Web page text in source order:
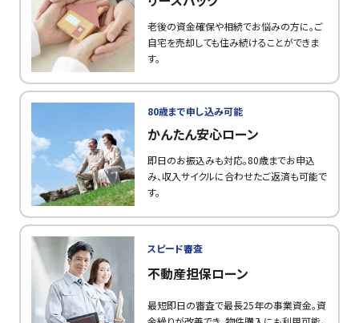
老後の資金確保や相続でお悩みの方に。ご
自宅を売却しても住み続けることができま
す。
80歳まで申し込み可能
かんたん安心ローン
即日のお振込みも対応。80歳までお申込
み、収入サイクルに合わせたご返済も可能で
す。
スピード審査
不動産担保ローン
最短即日の審査で最長25年の事業資金。資